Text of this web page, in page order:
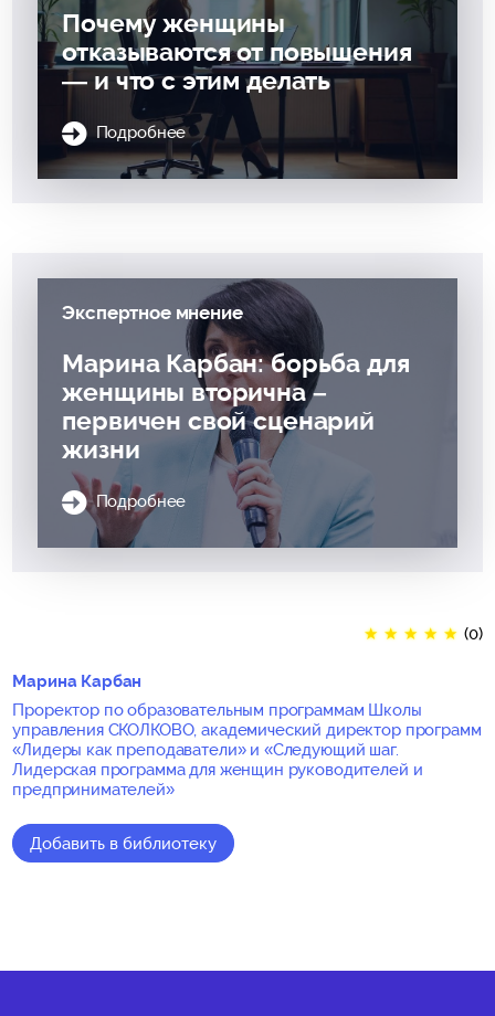
Почему женщины
отказываются от повышения
— и что с этим делать
Подробнее
Экспертное мнение
Марина Карбан: борьба для
женщины вторична –
первичен свой сценарий
жизни
Подробнее
★ ★ ★ ★ ★ (0)
Марина Карбан
Проректор по образовательным программам Школы
управления СКОЛКОВО, академический директор программ
«Лидеры как преподаватели» и «Следующий шаг.
Лидерская программа для женщин руководителей и
предпринимателей»
Добавить в библиотеку